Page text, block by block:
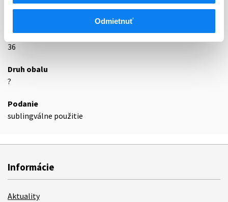
Odmietnuť
Exspirácia
36
Druh obalu
?
Podanie
sublingválne použitie
Informácie
Aktuality